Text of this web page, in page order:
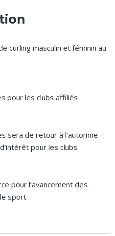
curling masculin et féminin au
pour les clubs affiliés
sera de retour à l’automne –
pour les clubs
pour l’avancement des
sport